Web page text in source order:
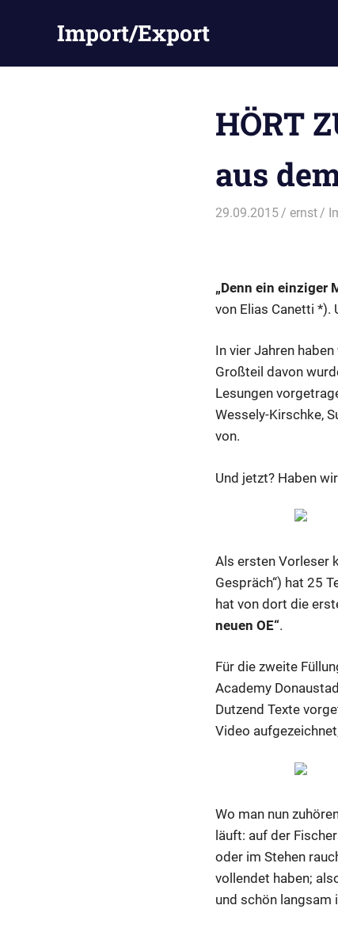
Import/Export
HÖRT
aus
29.09.2015 ernst
„Denn ein einziger
von Elias Canetti *).
In vier Jahren
Großteil davon
Lesungen
Wessely-Kirschke,
von.
Und jetzt? Haben
Als ersten Vorleser
Gespräch“) hat 25
hat von dort die
neuen OE“.
Für die zweite
Academy
Dutzend Texte
Video
Wo man nun
läuft: auf der
oder im Stehen
vollendet haben;
und schön langsam